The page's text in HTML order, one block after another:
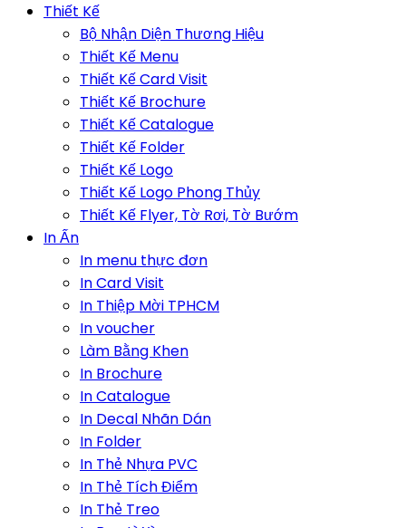
Thiết Kế
Bộ Nhận Diện Thương Hiệu
Thiết Kế Menu
Thiết Kế Card Visit
Thiết Kế Brochure
Thiết Kế Catalogue
Thiết Kế Folder
Thiết Kế Logo
Thiết Kế Logo Phong Thủy
Thiết Kế Flyer, Tờ Rơi, Tờ Bướm
In Ấn
In menu thực đơn
In Card Visit
In Thiệp Mời TPHCM
In voucher
Làm Bằng Khen
In Brochure
In Catalogue
In Decal Nhãn Dán
In Folder
In Thẻ Nhựa PVC
In Thẻ Tích Điểm
In Thẻ Treo